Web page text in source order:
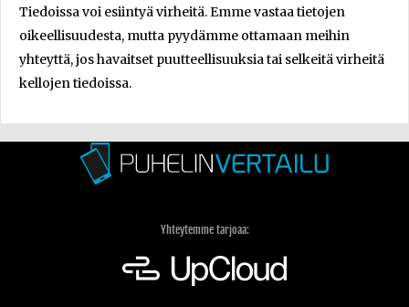
Tiedoissa voi esiintyä virheitä. Emme vastaa tietojen
oikeellisuudesta, mutta pyydämme ottamaan meihin
yhteyttä, jos havaitset puutteellisuuksia tai selkeitä virheitä
kellojen tiedoissa.
Yhteytemme tarjoaa: